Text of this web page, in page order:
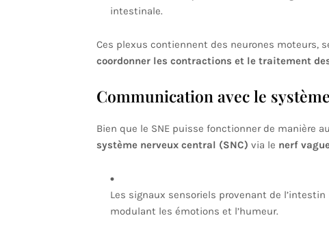
intestinale.
Ces plexus contiennent des neurones moteurs,
coordonner les contractions et le traitement
Communication avec le
Bien que le SNE puisse fonctionner de manière
système nerveux central (SNC) via le nerf
Les signaux sensoriels provenant de
modulant les émotions et l’humeur.